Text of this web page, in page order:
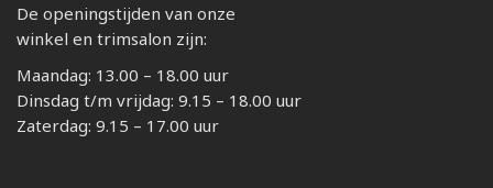
De openingstijden van onze
winkel en trimsalon zijn:
Maandag: 13.00 – 18.00 uur
Dinsdag t/m vrijdag: 9.15 – 18.00 uur
Zaterdag: 9.15 – 17.00 uur